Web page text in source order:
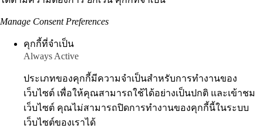
Manage Consent Preferences
คุกกี้ที่จำเป็น
Always Active
ประเภทของคุกกี้มีความจำเป็นสำหรับการทำงานของ
เว็บไซต์ เพื่อให้คุณสามารถใช้ได้อย่างเป็นปกติ และเข้าชม
เว็บไซต์ คุณไม่สามารถปิดการทำงานของคุกกี้นี้ในระบบ
เว็บไซต์ของเราได้